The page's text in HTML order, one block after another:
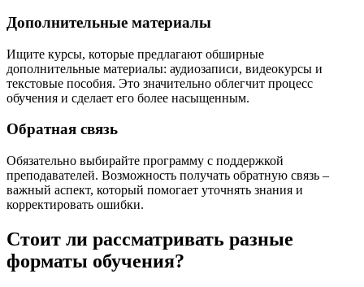
Дополнительные материалы
Ищите курсы, которые предлагают обширные
дополнительные материалы: аудиозаписи, видеокурсы и
текстовые пособия. Это значительно облегчит процесс
обучения и сделает его более насыщенным.
Обратная связь
Обязательно выбирайте программу с поддержкой
преподавателей. Возможность получать обратную связь –
важный аспект, который помогает уточнять знания и
корректировать ошибки.
Стоит ли рассматривать разные
форматы обучения?